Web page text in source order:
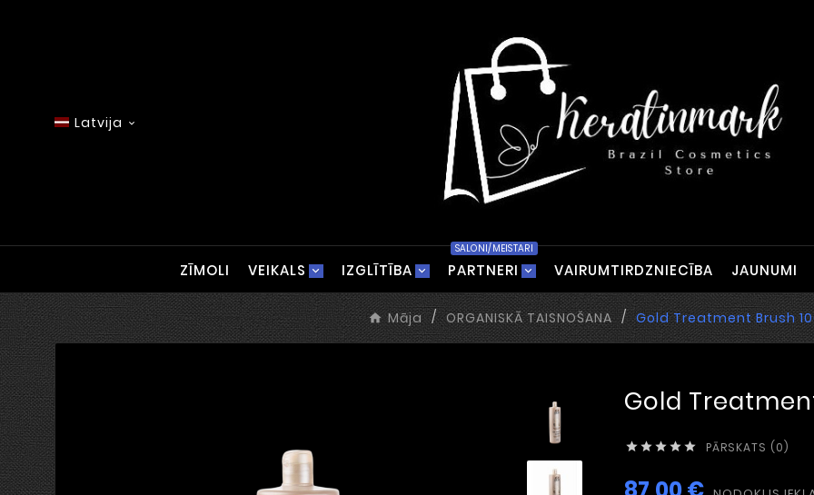
Latvija 
ZĪMOLI VEIKALS IZGLĪTĪBA PARTNERI
SALONI/MEISTARI
VAIRUMTIRDZNIECĪBA JAUNUMI
Māja ORGANISKĀ TAISNOŠANA Gold Treatment Brush
Gold
     PĀRSKATS (0)